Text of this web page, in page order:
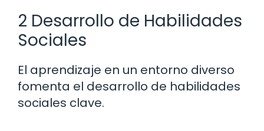
2 Desarrollo de Habilidades
Sociales
El aprendizaje en un entorno diverso
fomenta el desarrollo de habilidades
sociales clave.